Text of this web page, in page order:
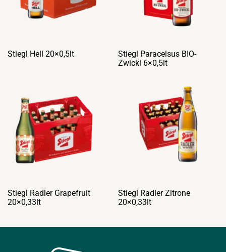
Stiegl Hell 20×0,5lt
Stiegl Paracelsus BIO-
Zwickl 6×0,5lt
Stiegl Radler Grapefruit
20×0,33lt
Stiegl Radler Zitrone
20×0,33lt